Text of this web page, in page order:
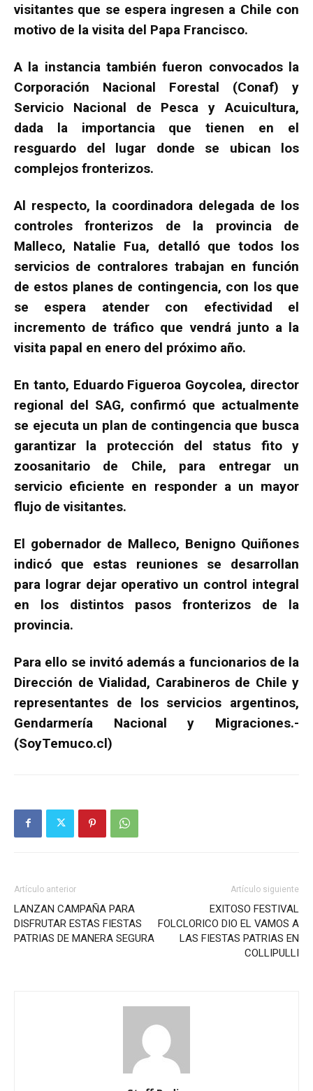
visitantes que se espera ingresen a Chile con
motivo de la visita del Papa Francisco.
A la instancia también fueron convocados la
Corporación Nacional Forestal (Conaf) y
Servicio Nacional de Pesca y Acuicultura,
dada la importancia que tienen en el
resguardo del lugar donde se ubican los
complejos fronterizos.
Al respecto, la coordinadora delegada de los
controles fronterizos de la provincia de
Malleco, Natalie Fua, detalló que todos los
servicios de contralores trabajan en función
de estos planes de contingencia, con los que
se espera atender con efectividad el
incremento de tráfico que vendrá junto a la
visita papal en enero del próximo año.
En tanto, Eduardo Figueroa Goycolea, director
regional del SAG, confirmó que actualmente
se ejecuta un plan de contingencia que busca
garantizar la protección del status fito y
zoosanitario de Chile, para entregar un
servicio eficiente en responder a un mayor
flujo de visitantes.
El gobernador de Malleco, Benigno Quiñones
indicó que estas reuniones se desarrollan
para lograr dejar operativo un control integral
en los distintos pasos fronterizos de la
provincia.
Para ello se invitó además a funcionarios de la
Dirección de Vialidad, Carabineros de Chile y
representantes de los servicios argentinos,
Gendarmería Nacional y Migraciones.-
(SoyTemuco.cl)
Artículo anterior
LANZAN CAMPAÑA PARA
DISFRUTAR ESTAS FIESTAS
PATRIAS DE MANERA SEGURA
Artículo siguiente
EXITOSO FESTIVAL
FOLCLORICO DIO EL VAMOS A
LAS FIESTAS PATRIAS EN
COLLIPULLI